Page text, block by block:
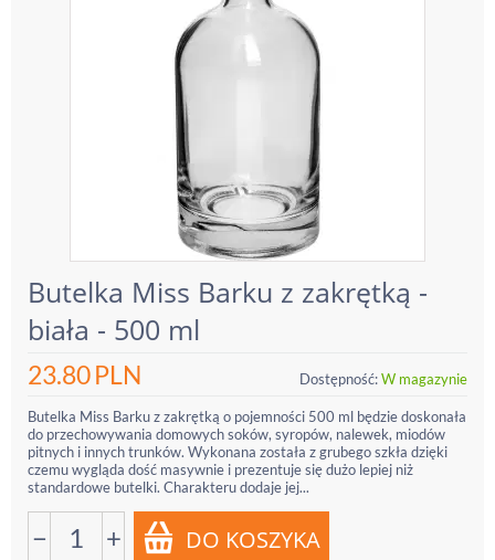
Butelka Miss Barku z zakrętką -
biała - 500 ml
23.80PLN Dostępność:W magazynie
Butelka Miss Barku z zakrętką o pojemności 500 ml będzie doskonała
do przechowywania domowych soków, syropów, nalewek, miodów
pitnych i innych trunków. Wykonana została z grubego szkła dzięki
czemu wygląda dość masywnie i prezentuje się dużo lepiej niż
standardowe butelki. Charakteru dodaje jej...
− +